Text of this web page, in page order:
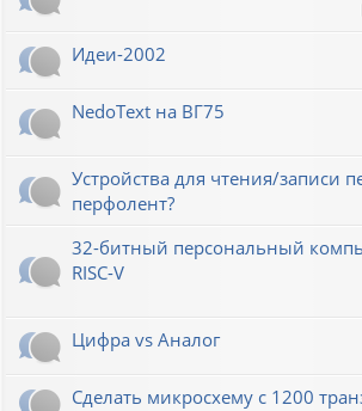
Идеи-2002
NedoText на ВГ75
Устройства для чтения/записи
перфолент?
32-битный персональный
RISC-V
Цифра vs Аналог
Сделать микросхему с 1200